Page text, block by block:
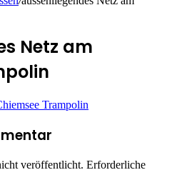
Netz am
veröffentlicht. Erforderliche